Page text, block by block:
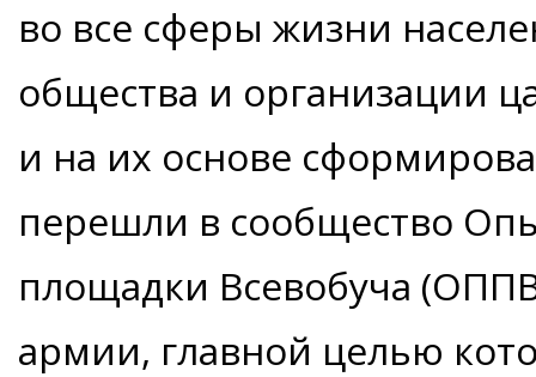
во все сферы жизни
общества и организации
и на их основе
перешли в сообщество
площадки Всевобуча
армии, главной целью